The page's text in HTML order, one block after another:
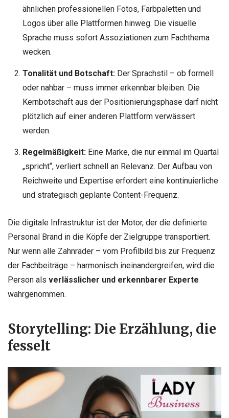
ähnlichen professionellen Fotos, Farbpaletten und
Logos über alle Plattformen hinweg. Die visuelle
Sprache muss sofort Assoziationen zum Fachthema
wecken.
Tonalität und Botschaft:Der Sprachstil – ob formell
oder nahbar – muss immer erkennbar bleiben. Die
Kernbotschaft aus der Positionierungsphase darf nicht
plötzlich auf einer anderen Plattform verwässert
werden.
Regelmäßigkeit:Eine Marke, die nur einmal im Quartal
„spricht“, verliert schnell an Relevanz. Der Aufbau von
Reichweite und Expertise erfordert eine kontinuierliche
und strategisch geplante Content-Frequenz.
Die digitale Infrastruktur ist der Motor, der die definierte
Personal Brand in die Köpfe der Zielgruppe transportiert.
Nur wenn alle Zahnräder – vom Profilbild bis zur Frequenz
der Fachbeiträge – harmonisch ineinandergreifen, wird die
Person als verlässlicher und erkennbarer Experte
wahrgenommen.
Storytelling: Die Erzählung, die
fesselt